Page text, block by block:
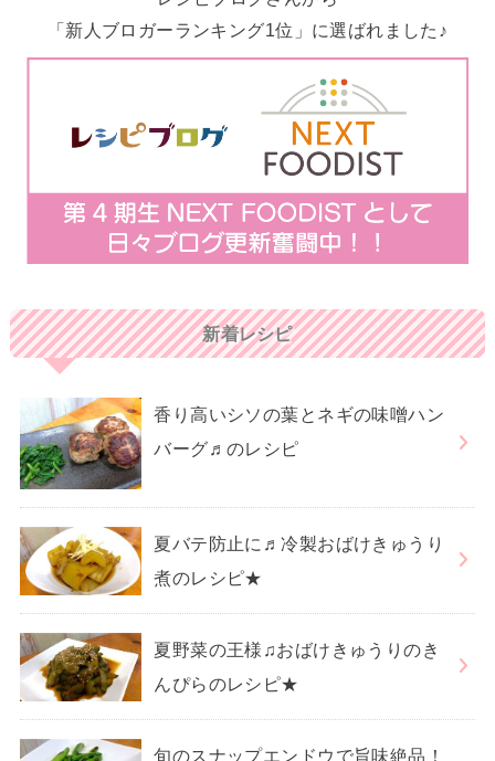
「新人ブロガーランキング1位」に選ばれました♪
新着レシピ
香り高いシソの葉とネギの味噌ハン
バーグ♬のレシピ
夏バテ防止に♬冷製おばけきゅうり
煮のレシピ★
夏野菜の王様♫おばけきゅうりのき
んぴらのレシピ★
旬のスナップエンドウで旨味絶品！